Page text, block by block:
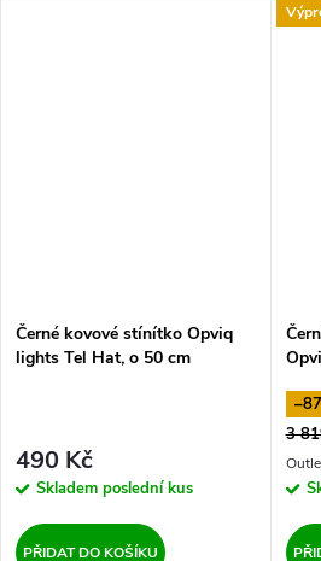
Černé kovové stínítko Opviq
lights Tel Hat, o 50 cm
490 Kč
Skladem poslední kus
PŘIDAT DO KOŠÍKU
3